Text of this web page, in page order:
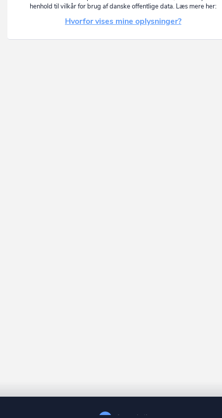
henhold til vilkår for brug af danske offentlige data. Læs mere her:
Hvorfor vises mine oplysninger?